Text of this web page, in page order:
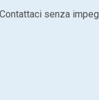
Contattaci senza